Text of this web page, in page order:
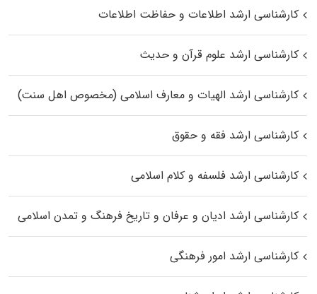
کارشناسی ارشد اطلاعات و حفاظت اطلاعات
کارشناسی ارشد علوم قرآن و حدیث
کارشناسی ارشد الهیات و معارف اسلامی (مخصوص اهل سنت)
کارشناسی ارشد فقه و حقوق
کارشناسی ارشد فلسفه و کلام اسلامی
کارشناسی ارشد ادیان و عرفان و تاریخ فرهنگ و تمدن اسلامی
کارشناسی ارشد امور فرهنگی